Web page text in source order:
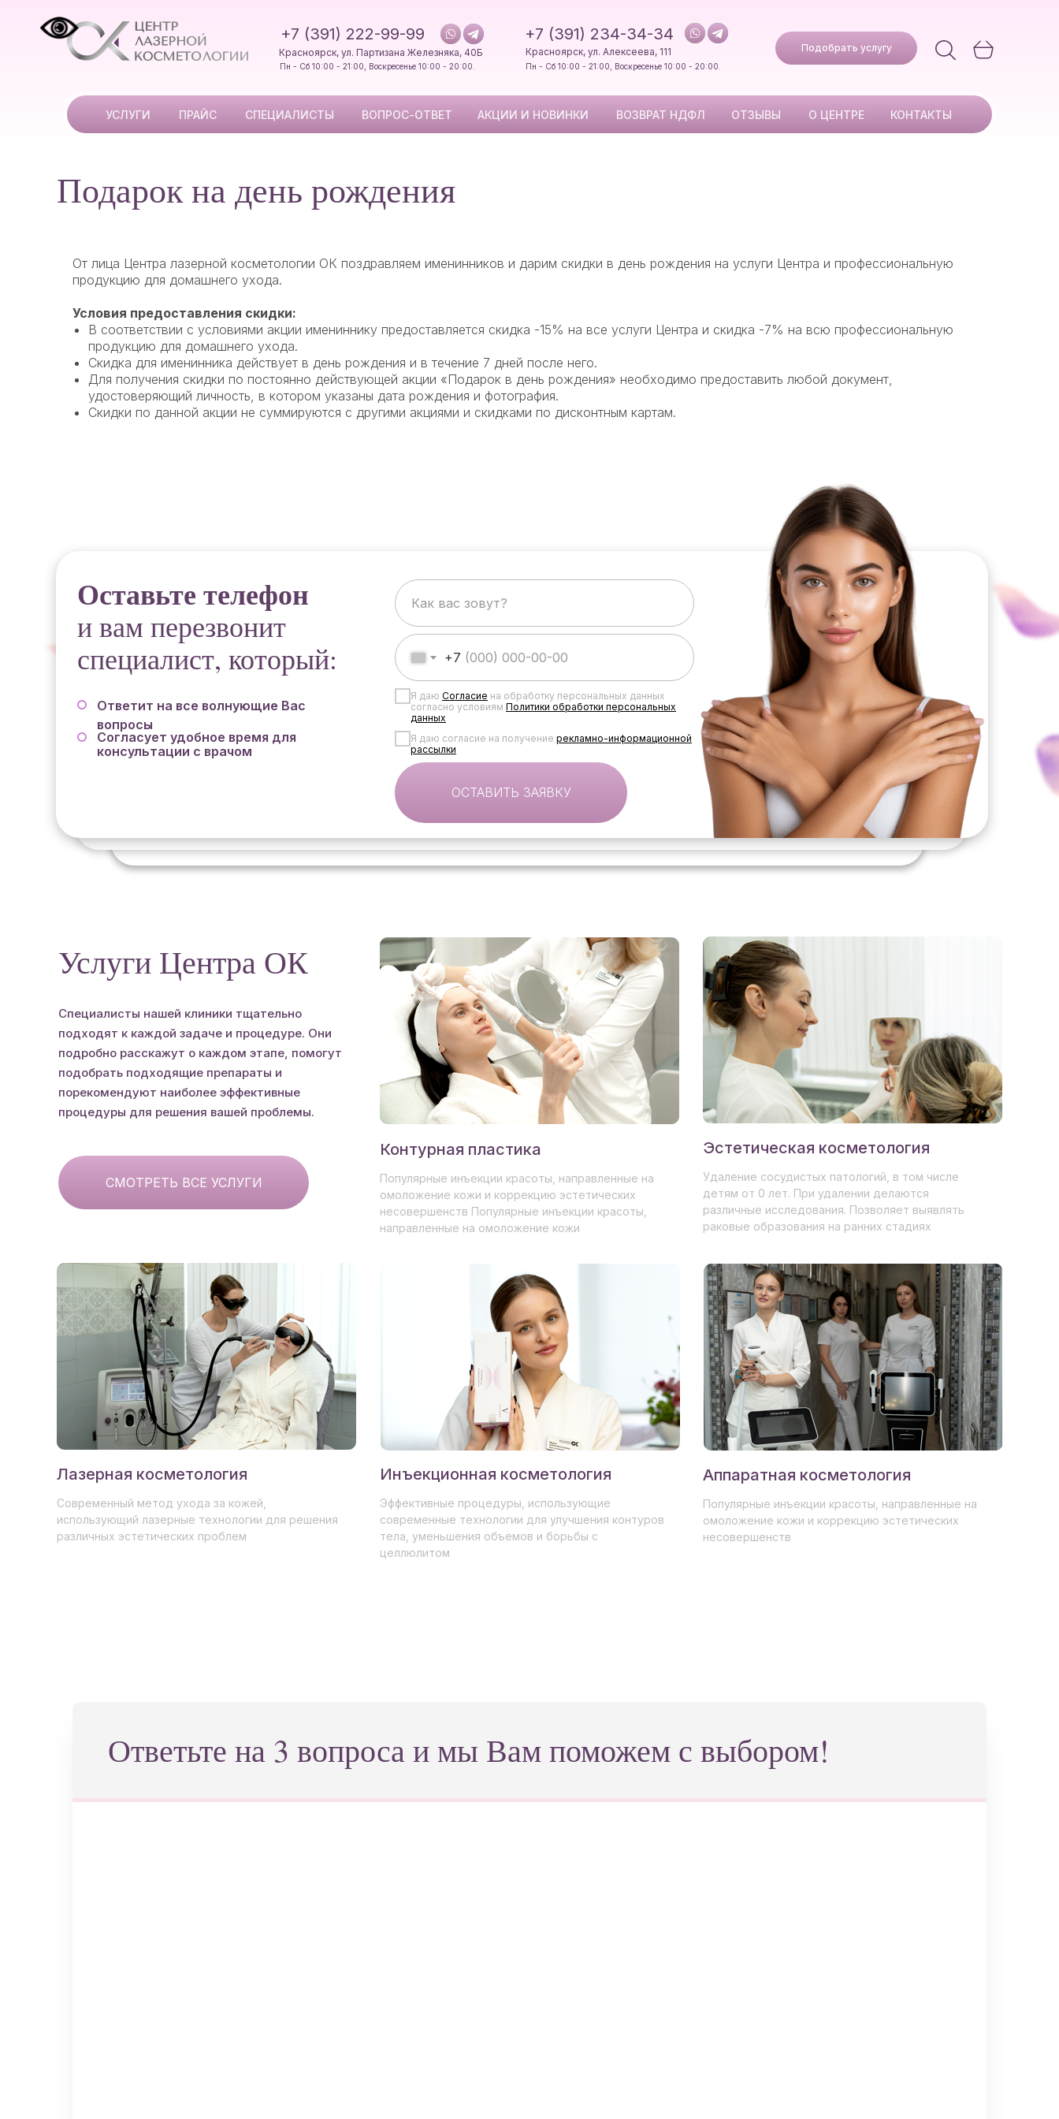
Подобрать услугу
ВОЗВРАТ НДФЛ
ОТЗЫВЫ О ЦЕНТРЕ КОНТАКТЫ Подобрать услугу
+7 (391) 222-99-99
Красноярск, ул. Партизана Железняка, 40Б
Пн - Сб 10:00 - 21:00, Воскресенье 10:00 - 20:00. Пн - Сб 10:00 - 21:00, Воскресенье 10:00 - 20:00.
+7 (391) 234-34-34
Красноярск, ул. Алексеева, 111
УСЛУГИ ПРАЙС СПЕЦИАЛИСТЫ ВОПРОС-ОТВЕТ АКЦИИ И НОВИНКИ ВОЗВРАТ НДФЛ ОТЗЫВЫ О ЦЕНТРЕ КОНТАКТЫ
Подарок на день рождения
От лица Центра лазерной косметологии ОК поздравляем именинников и дарим скидки в день рождения на услуги Центра и профессиональную
продукцию для домашнего ухода.
Условия предоставления скидки:
В соответствии с условиями акции имениннику предоставляется скидка -15% на все услуги Центра и скидка -7% на всю профессиональную
продукцию для домашнего ухода.
Скидка для именинника действует в день рождения и в течение 7 дней после него.
Для получения скидки по постоянно действующей акции «Подарок в день рождения» необходимо предоставить любой документ,
удостоверяющий личность, в котором указаны дата рождения и фотография.
Скидки по данной акции не суммируются с другими акциями и скидками по дисконтным картам.
Услуги Центра ОК
Специалисты нашей клиники тщательно
подходят к каждой задаче и процедуре. Они
подробно расскажут о каждом этапе, помогут
подобрать подходящие препараты и
порекомендуют наиболее эффективные
процедуры для решения вашей проблемы.
Современный метод ухода за кожей,
использующий лазерные технологии для решения
различных эстетических проблем
Эффективные процедуры, использующие
современные технологии для улучшения контуров
тела, уменьшения объемов и борьбы с
целлюлитом
Популярные инъекции красоты, направленные на
омоложение кожи и коррекцию эстетических
несовершенств Популярные инъекции красоты,
направленные на омоложение кожи
Аппаратная косметология
Популярные инъекции красоты, направленные на
омоложение кожи и коррекцию эстетических
несовершенств
Удаление сосудистых патологий, в том числе
детям от 0 лет. При удалении делаются
различные исследования. Позволяет выявлять
раковые образования на ранних стадиях
Эстетическая косметология
Лазерная косметология Инъекционная косметология
Контурная пластика
+7
Я даю Согласие на обработку персональных данных
согласно условиям Политики обработки персональных
данных
Я даю согласие на получение рекламно-информационной
рассылки
ОСТАВИТЬ ЗАЯВКУ
Оставьте телефон
и вам перезвонит
специалист, который:
Ответит на все волнующие Вас
вопросы
Согласует удобное время для
консультации с врачом
СМОТРЕТЬ ВСЕ УСЛУГИ
Ответьте на 3 вопроса и мы Вам поможем с выбором!